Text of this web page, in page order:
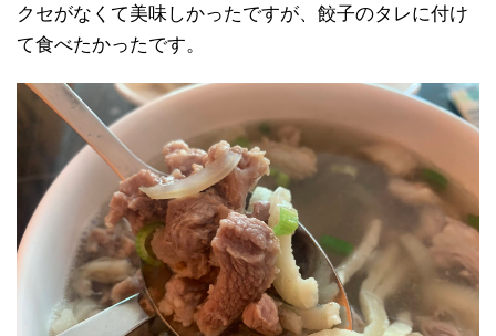
クセがなくて美味しかったですが、餃子のタレに付け
て食べたかったです。